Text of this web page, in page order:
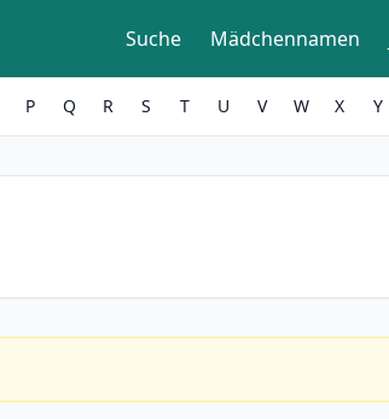
Suche Mädchennamen
P Q R S T U V W X Y